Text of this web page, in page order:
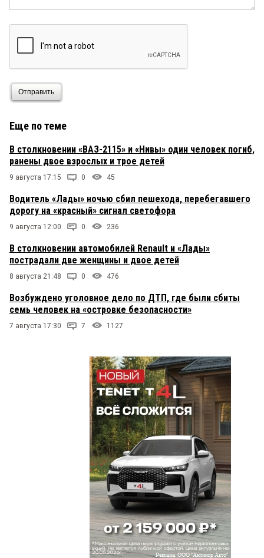
Отправить
Еще по теме
В столкновении «ВАЗ-2115» и «Нивы» один человек погиб,
ранены двое взрослых и трое детей
9 августа 17:15 0 45
Водитель «Лады» ночью сбил пешехода, перебегавшего
дорогу на «красный» сигнал светофора
9 августа 12:00 0 236
В столкновении автомобилей Renault и «Лады»
пострадали две женщины и двое детей
8 августа 21:48 0 476
Возбуждено уголовное дело по ДТП, где были сбиты
семь человек на «островке безопасности»
7 августа 17:30 7 1127